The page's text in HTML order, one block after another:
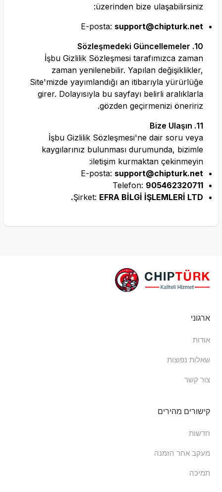
üzerinden bize ulaşabilirsiniz:
E-posta: support@chipturk.net
10. Sözleşmedeki Güncellemeler
İşbu Gizlilik Sözleşmesi tarafımızca zaman
zaman yenilenebilir. Yapılan değişiklikler,
Site'mizde yayımlandığı an itibarıyla yürürlüğe
girer. Dolayısıyla bu sayfayı belirli aralıklarla
gözden geçirmenizi öneririz.
11. Bize Ulaşın
İşbu Gizlilik Sözleşmesi'ne dair soru veya
kaygılarınız bulunması durumunda, bizimle
iletişim kurmaktan çekinmeyin:
E-posta: support@chipturk.net
Telefon: 905462320711
Şirket: EFRA BİLGİ İŞLEMLERİ LTD.
ארגוני
אודות
שאלות נפוצות
צור קשר
קישורים מהירים
חדשות
מעקב אחר הזמנה
תמיכה